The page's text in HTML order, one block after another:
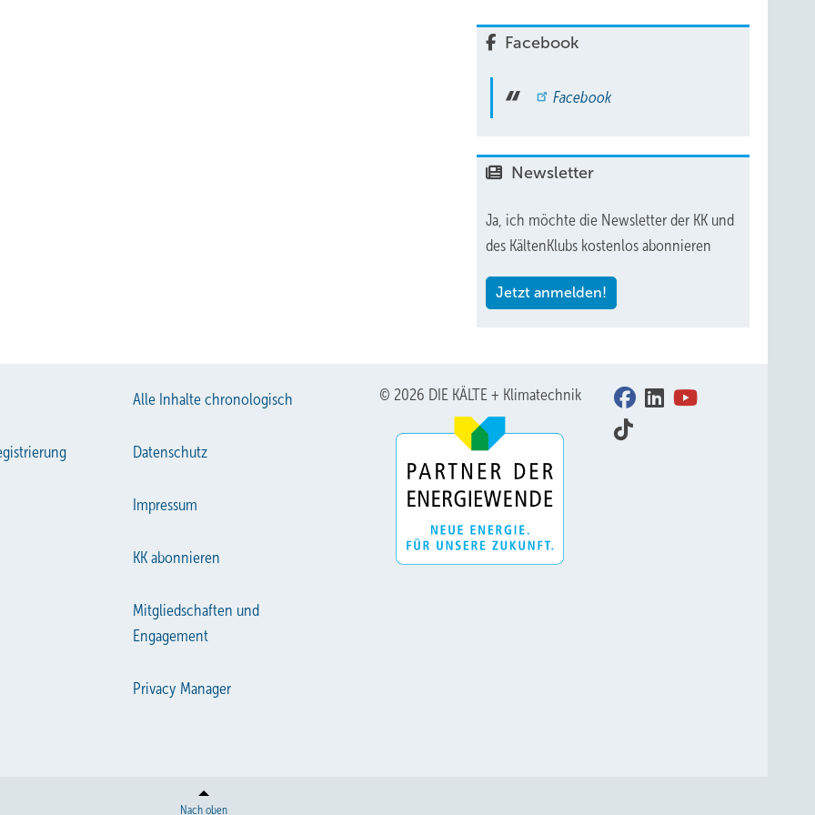
Facebook
Facebook
Newsletter
Ja, ich möchte die Newsletter der KK und
des KältenKlubs kostenlos abonnieren
Jetzt anmelden!
Alle Inhalte chronologisch
Datenschutz
Impressum
KK abonnieren
Mitgliedschaften und
Engagement
Privacy Manager
© 2026 DIE KÄLTE + Klimatechnik
Nach oben